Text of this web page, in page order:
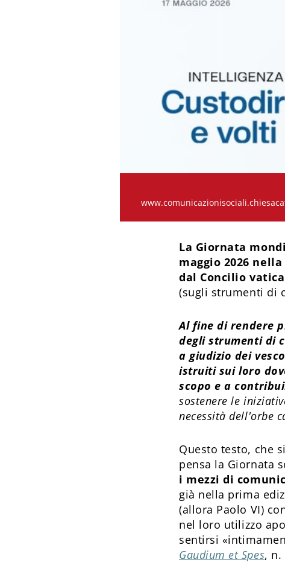
La Giornata
maggio 2026
dal Concilio
(sugli strumenti di
Al fine di rendere
degli strumenti di
a giudizio dei
istruiti sui loro
scopo e a
sostenere le
necessità dell'orbe
Questo testo, che
pensa la Giornata
i mezzi di
già nella prima
(allora Paolo VI)
nel loro utilizzo
sentirsi
Gaudium et Spes, n.